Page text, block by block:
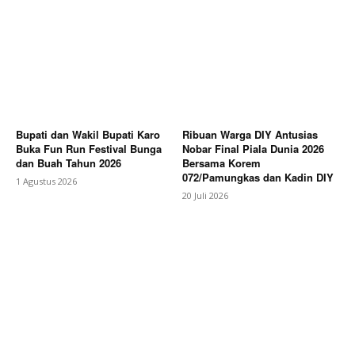
Bupati dan Wakil Bupati Karo
Buka Fun Run Festival Bunga
dan Buah Tahun 2026
1 Agustus 2026
Ribuan Warga DIY Antusias
Nobar Final Piala Dunia 2026
Bersama Korem
072/Pamungkas dan Kadin DIY
20 Juli 2026